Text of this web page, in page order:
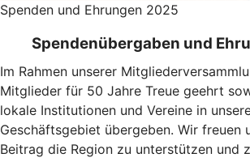
Spenden und Ehrungen 2025
Spendenübergaben und
Im Rahmen unserer
Mitglieder für 50 Jahre Treue geehrt
lokale Institutionen und Vereine in
Geschäftsgebiet übergeben. Wir freuen
Beitrag die Region zu unterstützen und